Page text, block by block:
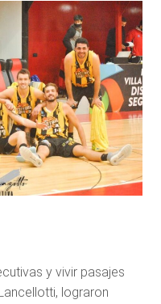
y vivir pasajes
lograron